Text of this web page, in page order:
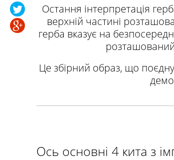
Остання інтерпретація
верхній частині
герба вказує на
розташований
Це збірний образ, що
Ось основні 4 кита з